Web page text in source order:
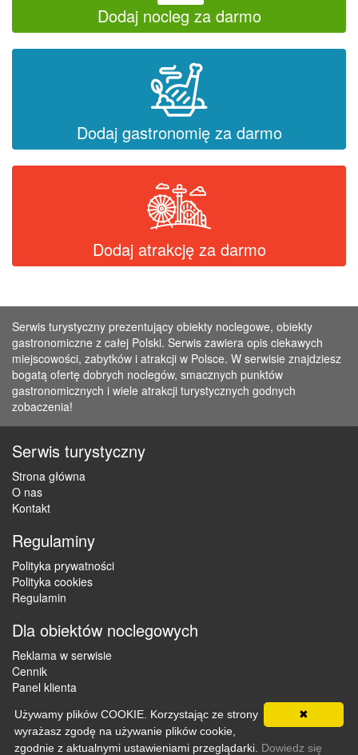
Dodaj nocleg za darmo
Dodaj gastronomię za darmo
Dodaj atrakcję za darmo
Serwis turystyczny prezentujący obiekty noclegowe, obiekty
gastronomiczne z całej Polski. Serwis zawiera opis ciekawych
miejscowości, zabytków i atrakcji w Polsce. W serwisie znajdziesz
bogatą ofertę dobrych noclegów, smacznych punktów
gastronomicznych i wiele atrakcji turystycznych godnych
zobaczenia!
Serwis turystyczny
Strona główna
O nas
Kontakt
Regulaminy
Polityka prywatności
Polityka cookies
Regulamin
Dla obiektów noclegowych
Reklama w serwisie
Cennik
Panel klienta
Copyright © 2012 - 2026 ZaklepNocleg.pl. Wszystkie prawa
zastrzeżone
✖
Używamy plików COOKIE. Korzystając ze strony
wyrażasz zgodę na używanie plików cookie,
zgodnie z aktualnymi ustawieniami przeglądarki. Dowiedz się